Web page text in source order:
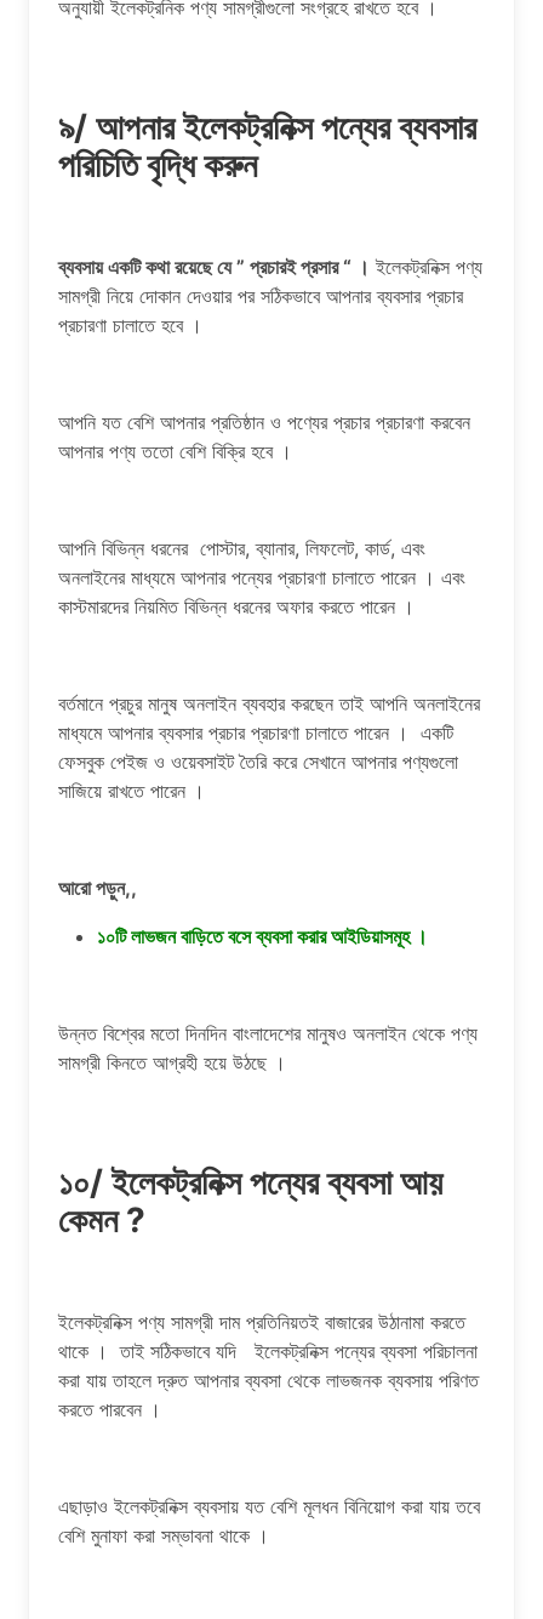
অনুযায়ী ইলেকট্রনিক পণ্য সামগ্রীগুলো সংগ্রহে রাখতে হবে ।
৯/ আপনার ইলেকট্রনিক্স পন্যের ব্যবসার
পরিচিতি বৃদ্ধি করুন
ব্যবসায় একটি কথা রয়েছে যে ” প্রচারই প্রসার “ । ইলেকট্রনিক্স পণ্য
সামগ্রী নিয়ে দোকান দেওয়ার পর সঠিকভাবে আপনার ব্যবসার প্রচার
প্রচারণা চালাতে হবে ।
আপনি যত বেশি আপনার প্রতিষ্ঠান ও পণ্যের প্রচার প্রচারণা করবেন
আপনার পণ্য ততো বেশি বিক্রি হবে ।
আপনি বিভিন্ন ধরনের পোস্টার, ব্যানার, লিফলেট, কার্ড, এবং
অনলাইনের মাধ্যমে আপনার পন্যের প্রচারণা চালাতে পারেন । এবং
কাস্টমারদের নিয়মিত বিভিন্ন ধরনের অফার করতে পারেন ।
বর্তমানে প্রচুর মানুষ অনলাইন ব্যবহার করছেন তাই আপনি অনলাইনের
মাধ্যমে আপনার ব্যবসার প্রচার প্রচারণা চালাতে পারেন । একটি
ফেসবুক পেইজ ও ওয়েবসাইট তৈরি করে সেখানে আপনার পণ্যগুলো
সাজিয়ে রাখতে পারেন ।
আরো পড়ুন,,
১০টি লাভজন বাড়িতে বসে ব্যবসা করার আইডিয়াসমূহ ।
উন্নত বিশ্বের মতো দিনদিন বাংলাদেশের মানুষও অনলাইন থেকে পণ্য
সামগ্রী কিনতে আগ্রহী হয়ে উঠছে ।
১০/ ইলেকট্রনিক্স পন্যের ব্যবসা আয়
কেমন ?
ইলেকট্রনিক্স পণ্য সামগ্রী দাম প্রতিনিয়তই বাজারের উঠানামা করতে
থাকে । তাই সঠিকভাবে যদি ইলেকট্রনিক্স পন্যের ব্যবসা পরিচালনা
করা যায় তাহলে দ্রুত আপনার ব্যবসা থেকে লাভজনক ব্যবসায় পরিণত
করতে পারবেন ।
এছাড়াও ইলেকট্রনিক্স ব্যবসায় যত বেশি মূলধন বিনিয়োগ করা যায় তবে
বেশি মুনাফা করা সম্ভাবনা থাকে ।